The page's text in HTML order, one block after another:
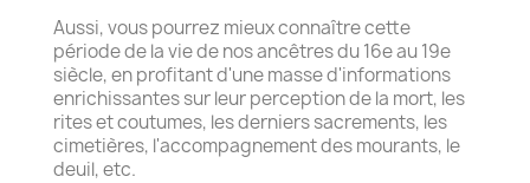
Aussi, vous pourrez mieux connaître cette
période de la vie de nos ancêtres du 16e au 19e
siècle, en profitant d'une masse d'informations
enrichissantes sur leur perception de la mort, les
rites et coutumes, les derniers sacrements, les
cimetières, l'accompagnement des mourants, le
deuil, etc.